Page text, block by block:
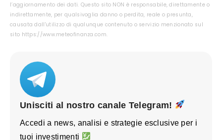
l’aggiornamento dei dati. Questo sito NON è responsabile, direttamente o
indirettamente, per qualsivoglia danno o perdita, reale o presunta,
causata dall'utilizzo di qualunque contenuto o servizio menzionato sul
sito https://www.meteofinanza.com.
Unisciti al nostro canale Telegram!
Accedi a news, analisi e strategie esclusive per i
tuoi investimenti